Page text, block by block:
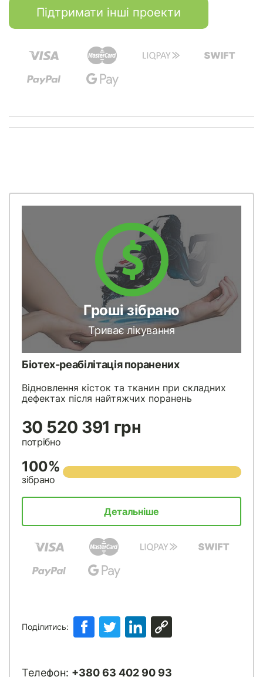
Підтримати інші проекти
Гроші зібрано
Триває лікування
Біотех-реабілітація поранених
Відновлення кісток та тканин при складних
дефектах після найтяжчих поранень
30 520 391 грн
потрібно
100%
зібрано
Детальніше
Поділитись:
Телефон: +380 63 402 90 93